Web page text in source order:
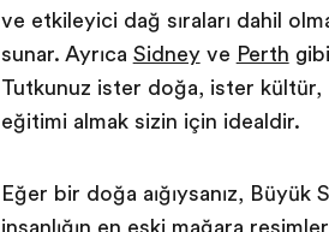
ve etkileyici dağ sıraları dahil
sunar. Ayrıca Sidneyve Perth
Tutkunuz ister doğa, ister
eğitimi almak sizin için idealdir.
Eğer bir doğa aşığıysanız,
insanlığın en eski mağara